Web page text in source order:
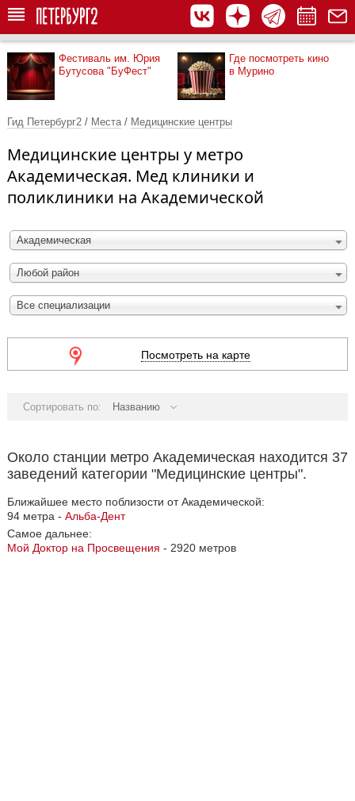
Фестиваль им. Юрия
Бутусова "БуФест"
Где посмотреть кино
в Мурино
Гид Петербург2 / Места / Медицинские центры
Медицинские центры у метро
Академическая. Мед клиники и
поликлиники на Академической
Академическая
Любой район
Все специализации
Посмотреть на карте
Сортировать по: Названию
Около станции метро Академическая находится 37
заведений категории "Медицинские центры".
Ближайшее место поблизости от Академической:
94 метра - Альба-Дент
Самое дальнее:
Мой Доктор на Просвещения - 2920 метров